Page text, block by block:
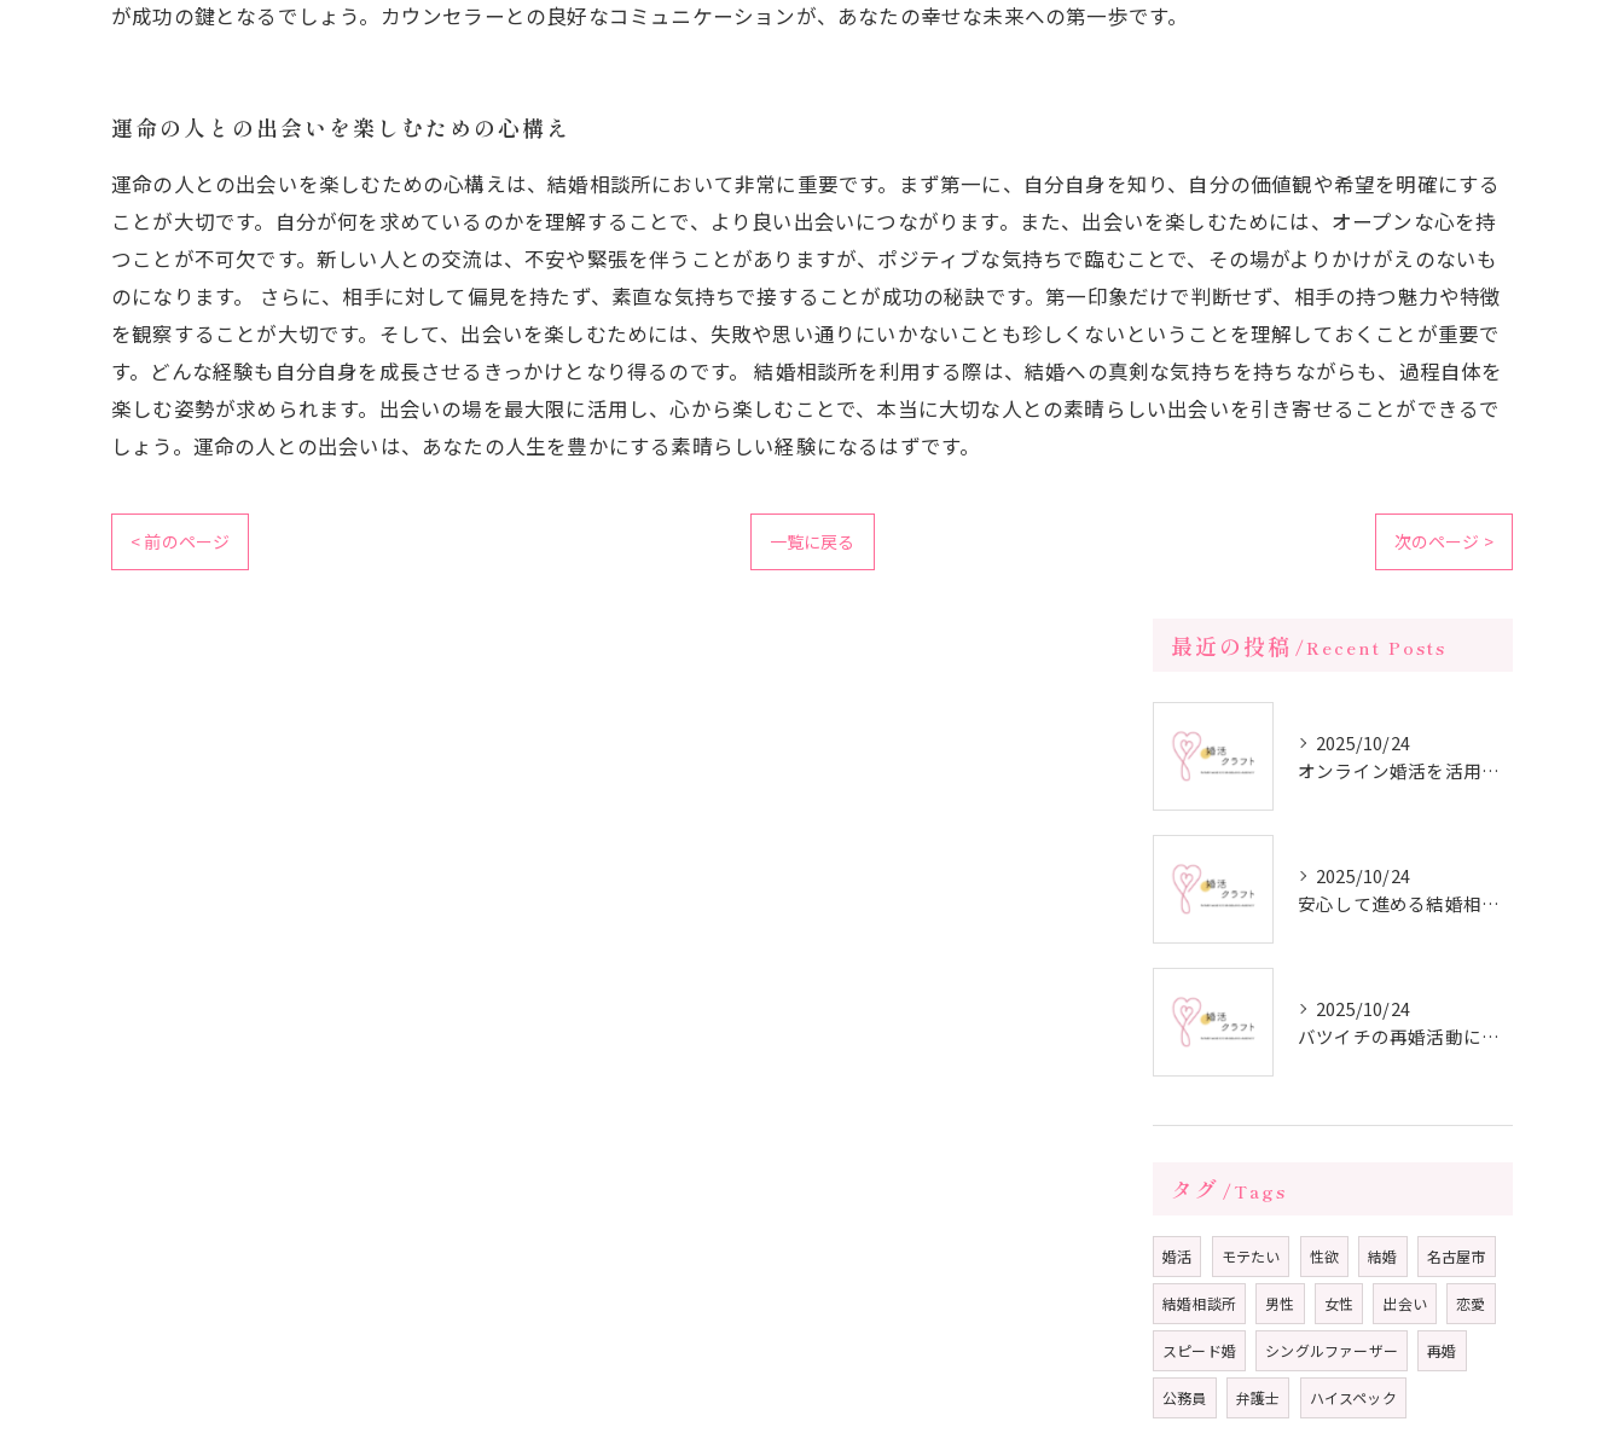
が成功の鍵となるでしょう。カウンセラーとの良好なコミュニケーションが、あなたの幸せな未来への第一歩です。
運命の人との出会いを楽しむための心構え
運命の人との出会いを楽しむための心構えは、結婚相談所において非常に重要です。まず第一に、自分自身を知り、自分の価値観や希望を明確にする
ことが大切です。自分が何を求めているのかを理解することで、より良い出会いにつながります。また、出会いを楽しむためには、オープンな心を持
つことが不可欠です。新しい人との交流は、不安や緊張を伴うことがありますが、ポジティブな気持ちで臨むことで、その場がよりかけがえのないも
のになります。 さらに、相手に対して偏見を持たず、素直な気持ちで接することが成功の秘訣です。第一印象だけで判断せず、相手の持つ魅力や特徴
を観察することが大切です。そして、出会いを楽しむためには、失敗や思い通りにいかないことも珍しくないということを理解しておくことが重要で
す。どんな経験も自分自身を成長させるきっかけとなり得るのです。 結婚相談所を利用する際は、結婚への真剣な気持ちを持ちながらも、過程自体を
楽しむ姿勢が求められます。出会いの場を最大限に活用し、心から楽しむことで、本当に大切な人との素晴らしい出会いを引き寄せることができるで
しょう。運命の人との出会いは、あなたの人生を豊かにする素晴らしい経験になるはずです。
< 前のページ 一覧に戻る 次のページ >
最近の投稿 Recent Posts
2025/10/24
オンライン婚活を活用した短期間成婚の秘訣
2025/10/24
安心して進める結婚相談所の利用法
2025/10/24
バツイチの再婚活動に成功するための戦略
タグ Tags
婚活 モテたい 性欲 結婚 名古屋市
結婚相談所 男性 女性 出会い 恋愛
スピード婚 シングルファーザー 再婚
公務員 弁護士 ハイスペック